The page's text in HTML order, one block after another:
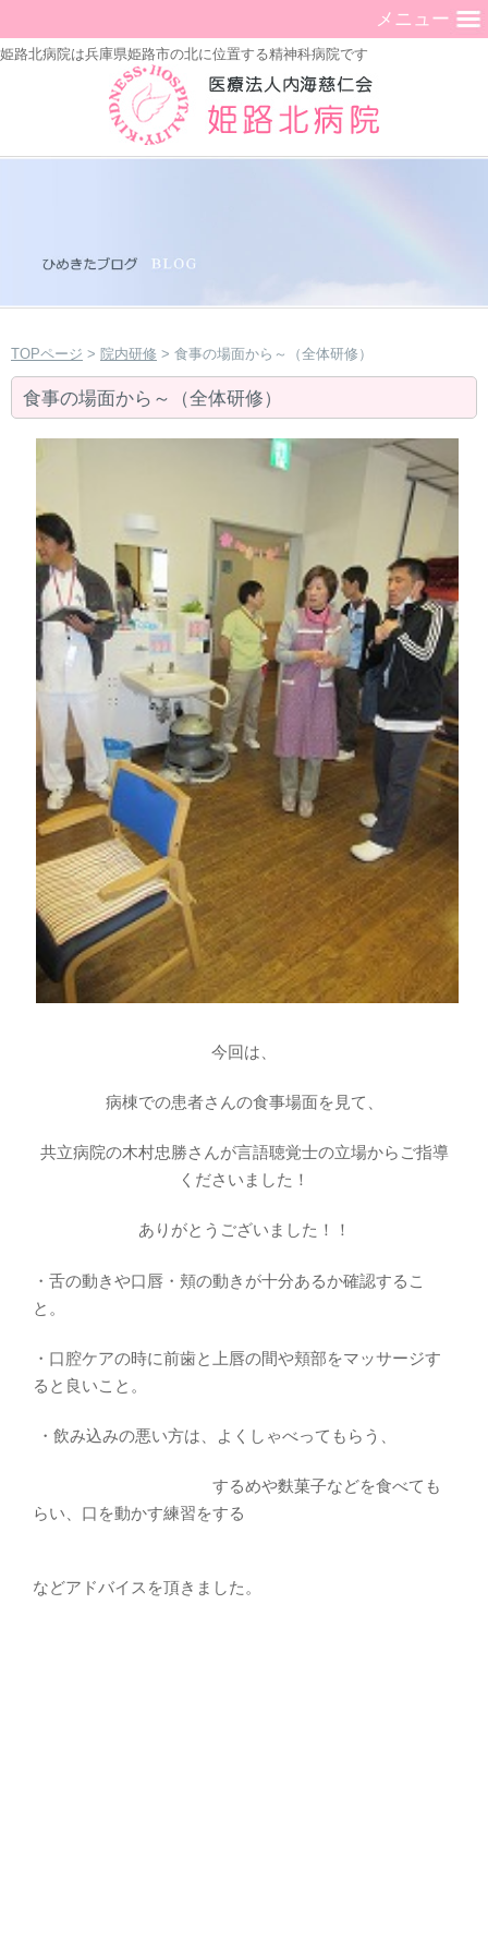
姫路北病院は兵庫県姫路市の北に位置する精神科病院です
メニュー
TOPページ > 院内研修 > 食事の場面から～（全体研修）
食事の場面から～（全体研修）
今回は、
病棟での患者さんの食事場面を見て、
共立病院の木村忠勝さんが言語聴覚士の立場からご指導
くださいました！
ありがとうございました！！
・舌の動きや口唇・頬の動きが十分あるか確認するこ
と。
・口腔ケアの時に前歯と上唇の間や頬部をマッサージす
ると良いこと。
・飲み込みの悪い方は、よくしゃべってもらう、
するめや麩菓子などを食べても
らい、口を動かす練習をする
などアドバイスを頂きました。